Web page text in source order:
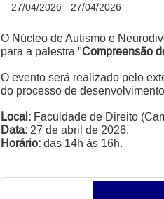
27/04/2026 - 27/04/2026
​O Núcleo de Autismo e
para a palestra "Compreensão
O evento será realizado pelo
do processo de
Local: Faculdade de Direito
Data: 27 de abril de 2026.
Horário: das 14h às 16h.